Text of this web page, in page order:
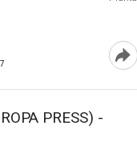
PRESS) -